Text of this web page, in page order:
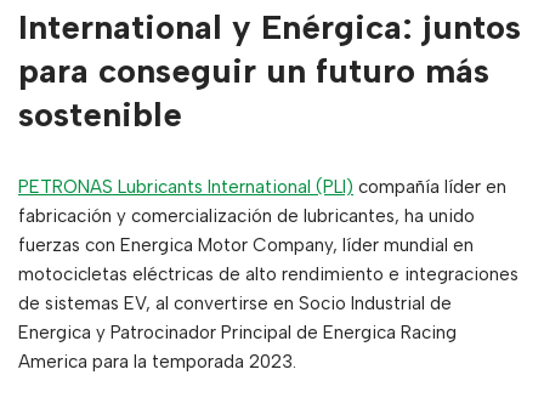
International y Enérgica: juntos
para conseguir un futuro más
sostenible
PETRONAS Lubricants International (PLI) compañía líder en
fabricación y comercialización de lubricantes, ha unido
fuerzas con Energica Motor Company, líder mundial en
motocicletas eléctricas de alto rendimiento e integraciones
de sistemas EV, al convertirse en Socio Industrial de
Energica y Patrocinador Principal de Energica Racing
America para la temporada 2023.